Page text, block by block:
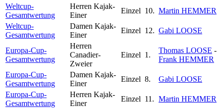
Weltcup-
Gesamtwertung
Herren Kajak-
Einer
Einzel 10. Martin HEMMER
Weltcup-
Gesamtwertung
Damen Kajak-
Einer
Einzel 12. Gabi LOOSE
Europa-Cup-
Gesamtwertung
Herren
Canadier-
Zweier
Einzel 1.
Thomas LOOSE -
Frank HEMMER
Europa-Cup-
Gesamtwertung
Damen Kajak-
Einer
Einzel 8.
Gabi LOOSE
Europa-Cup-
Gesamtwertung
Herren Kajak-
Einer
Einzel 11. Martin HEMMER